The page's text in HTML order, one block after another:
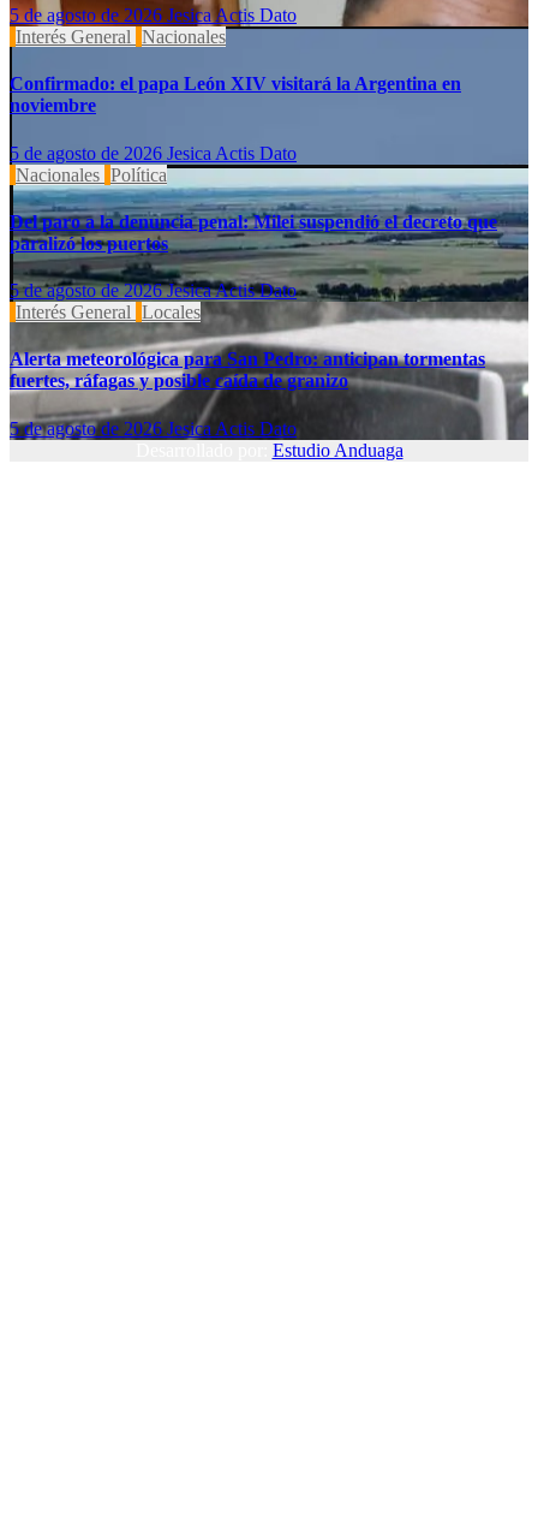
5 de agosto de 2026 Jesica Actis Dato
Interés General Nacionales
Confirmado: el papa León XIV visitará la Argentina en
noviembre
5 de agosto de 2026 Jesica Actis Dato
Nacionales Política
Del paro a la denuncia penal: Milei suspendió el decreto que
paralizó los puertos
5 de agosto de 2026Jesica Actis Dato
Interés General Locales
Alerta meteorológica para San Pedro: anticipan tormentas
fuertes, ráfagas y posible caída de granizo
5 de agosto de 2026 Jesica Actis Dato
Estudio Anduaga